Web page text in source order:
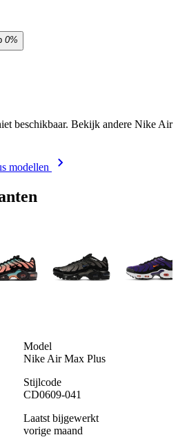
0%
beschikbaar. Bekijk andere Nike Air
modellen
Model
Nike Air Max Plus
Stijlcode
CD0609-041
Laatst bijgewerkt
vorige maand